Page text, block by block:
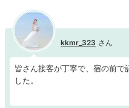
kkmr_323
皆さん接客が丁寧で、宿の前で
した。